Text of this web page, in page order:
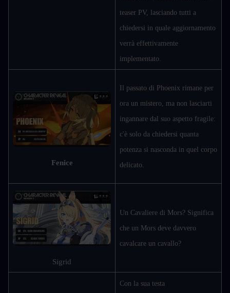
teaser PV, lasciando tutti a
chiedersi in quale aggiornamento
verrà effettivamente
implementato.
Fenice
Il passato di Phoenix rimane per
ora un mistero, ma non lasciarti
ingannare dal suo aspetto fragile:
c'è solo da chiedersi quanta
potenza si nasconda in quel corpo
delicato.
Sigrid
Un Cavaliere di Mors? Significa
che un Mors deve davvero
cavalcare un cavallo?
Con la sua testa